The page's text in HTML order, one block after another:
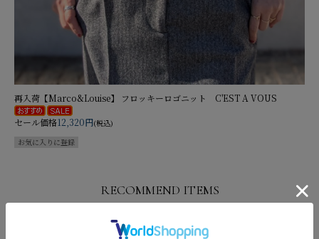
再入荷【Marco&Louise】 フロッキーロゴニット C'EST A VOUS
セール価格12,320円(税込)
RECOMMEND ITEMS